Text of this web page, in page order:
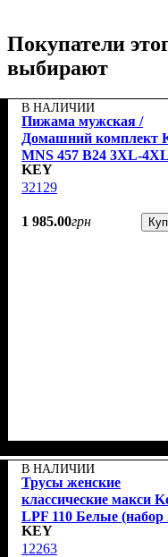
Покупатели
выбирают
В НАЛИЧИИ
Пижама мужская /
Домашний комплект
MNS 457 B24 3XL-4XL
KEY
32129
1 985.00грн
В НАЛИЧИИ
Трусы женские
классические макси
LPF 110 Белые (набор
шт.)
KEY
12263